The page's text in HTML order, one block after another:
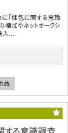
「梱包に関する意識
増加やネットオークシ
入...
品